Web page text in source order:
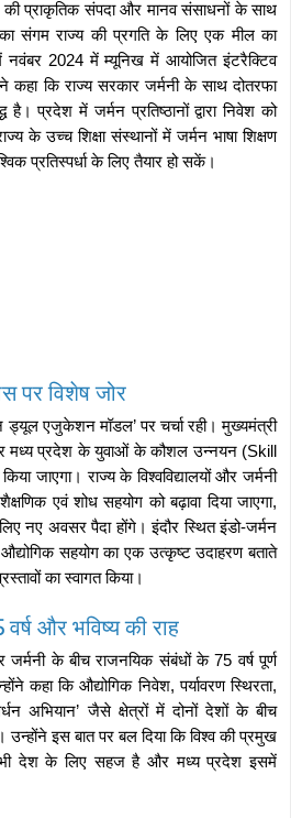
प्राकृतिक संपदा और मानव संसाधनों के साथ
का संगम राज्य की प्रगति के लिए एक मील का
में नवंबर 2024 में म्यूनिख में आयोजित इंटरैक्टिव
कि राज्य सरकार जर्मनी के साथ दोतरफा
है। प्रदेश में जर्मन प्रतिष्ठानों द्वारा निवेश को
के उच्च शिक्षा संस्थानों में जर्मन भाषा शिक्षण
प्रतिस्पर्धा के लिए तैयार हो सकें।
पर विशेष जोर
एजुकेशन मॉडल’ पर चर्चा रही। मुख्यमंत्री
मध्य प्रदेश के युवाओं के कौशल उन्नयन (Skill
जाएगा। राज्य के विश्वविद्यालयों और जर्मनी
एवं शोध सहयोग को बढ़ावा दिया जाएगा,
नए अवसर पैदा होंगे। इंदौर स्थित इंडो-जर्मन
सहयोग का एक उत्कृष्ट उदाहरण बताते
का स्वागत किया।
और भविष्य की राह
के बीच राजनयिक संबंधों के 75 वर्ष पूर्ण
कहा कि औद्योगिक निवेश, पर्यावरण स्थिरता,
अभियान’ जैसे क्षेत्रों में दोनों देशों के बीच
उन्होंने इस बात पर बल दिया कि विश्व की प्रमुख
देश के लिए सहज है और मध्य प्रदेश इसमें